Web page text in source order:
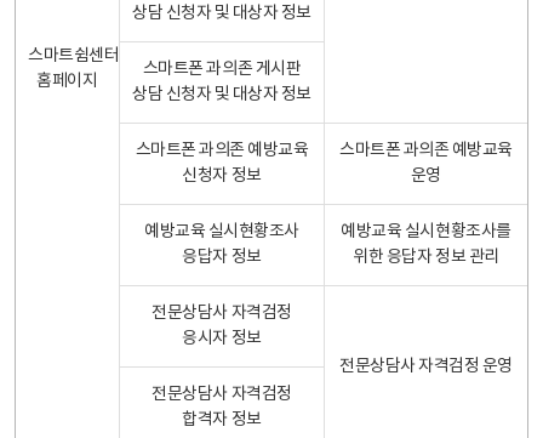
스마트쉼센터
홈페이지
상담 신청자 및 대상자 정보
스마트폰 과의존 게시판
상담 신청자 및 대상자 정보
스마트폰 과의존 예방교육
신청자 정보
스마트폰 과의존 예방교육
운영
예방교육 실시현황조사
응답자 정보
예방교육 실시현황조사를
위한 응답자 정보 관리
전문상담사 자격검정
응시자 정보
전문상담사 자격검정 운영
전문상담사 자격검정
합격자 정보